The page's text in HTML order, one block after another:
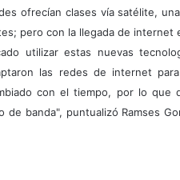
ofrecían clases vía satélite,
pero con la llegada de internet
utilizar estas nuevas
las redes de internet
con el tiempo, por lo que
de banda", puntualizó Ramses